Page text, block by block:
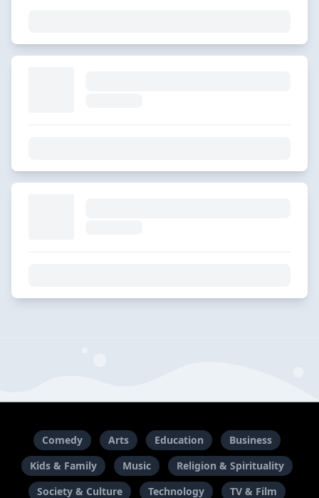
Comedy Arts Education
Business
Kids & Family
Music
Religion & Spirituality
Society & Culture
Technology TV & Film